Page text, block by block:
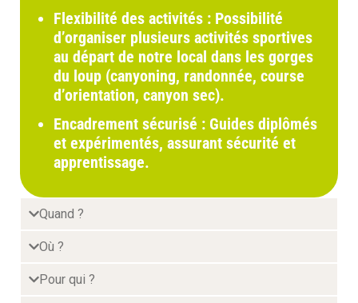
Flexibilité des activités : Possibilité
d’organiser plusieurs activités sportives
au départ de notre local dans les gorges
du loup (canyoning, randonnée, course
d’orientation, canyon sec).
Encadrement sécurisé : Guides diplômés
et expérimentés, assurant sécurité et
apprentissage.
Quand ?
Où ?
Pour qui ?